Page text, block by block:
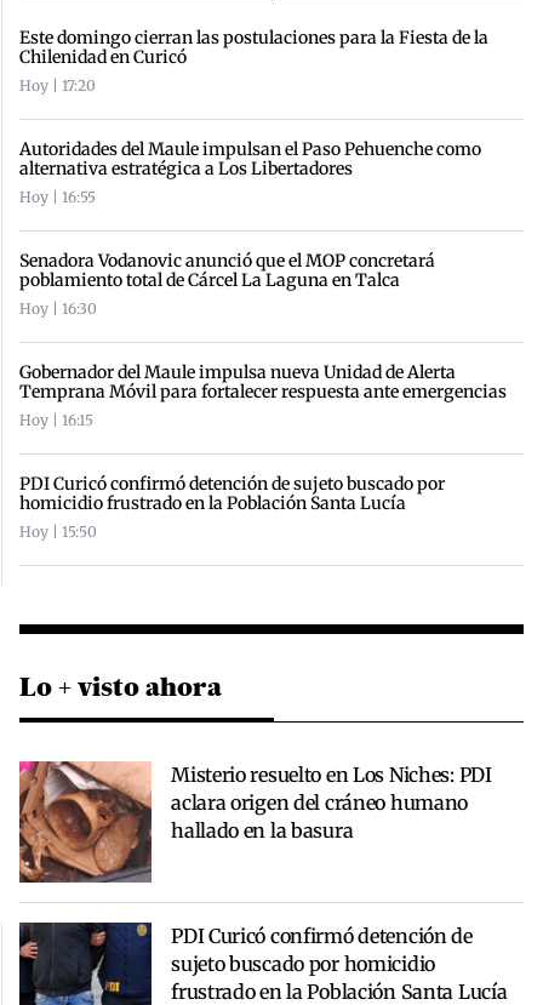
Este domingo cierran las postulaciones para la Fiesta de la
Chilenidad en Curicó
Hoy | 17:20
Autoridades del Maule impulsan el Paso Pehuenche como
alternativa estratégica a Los Libertadores
Hoy | 16:55
Senadora Vodanovic anunció que el MOP concretará
poblamiento total de Cárcel La Laguna en Talca
Hoy | 16:30
Gobernador del Maule impulsa nueva Unidad de Alerta
Temprana Móvil para fortalecer respuesta ante emergencias
Hoy | 16:15
PDI Curicó confirmó detención de sujeto buscado por
homicidio frustrado en la Población Santa Lucía
Hoy | 15:50
Lo + visto ahora
Misterio resuelto en Los Niches: PDI
aclara origen del cráneo humano
hallado en la basura
PDI Curicó confirmó detención de
sujeto buscado por homicidio
frustrado en la Población Santa Lucía